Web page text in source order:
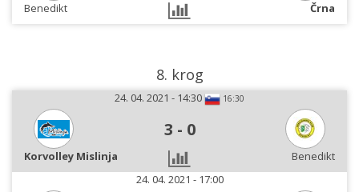
Benedikt Črna
8. krog
24. 04. 2021 - 14:30 16:30
3 - 0
Korvolley Mislinja
Benedikt
24. 04. 2021 - 17:00